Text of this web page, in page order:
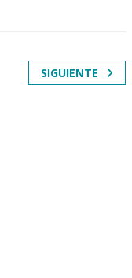
SIGUIENTE